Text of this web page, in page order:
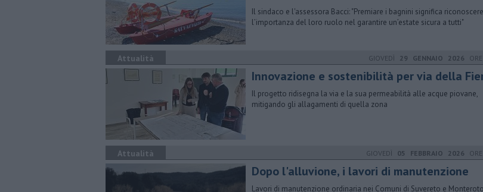
Il sindaco e l'assessora Bacci: "Premiare i bagnini significa riconoscere
l’importanza del loro ruolo nel garantire un’estate sicura a tutti"
Attualità GIOVEDÌ 29 GENNAIO 2026
Innovazione e sostenibilità per via della
Il progetto ridisegna la via e la sua permeabilità alle acque piovane,
mitigando gli allagamenti di quella zona
Attualità GIOVEDÌ 05 FEBBRAIO 2026
Dopo l'alluvione, i lavori di manutenzione
Lavori di manutenzione ordinaria nei Comuni di Suvereto e